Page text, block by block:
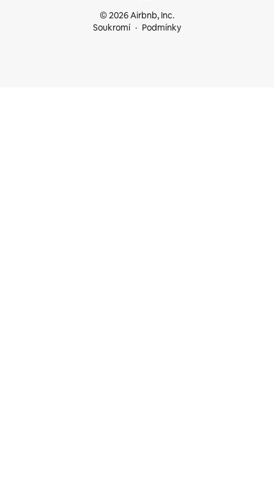
© 2026 Airbnb, Inc.
Soukromí
Podmínky